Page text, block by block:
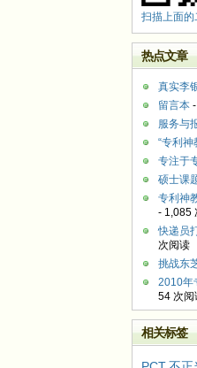
扫描上面的
热点文章
真实李
留言本
服务与
“专利神
专注于
硕士课
专利神
- 1,085
快递员
次阅读
挑战东
2010年
54 次阅
相关标签